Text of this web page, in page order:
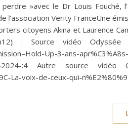
»avec le Dr Louis Fouché,
l’association Verity FranceUne
citoyens Akina et Laurence
: Source vidéo Odyssée :
Up-3-ans-
2024-:4 Autre source vidéo
La-voix-de-ceux-qui-